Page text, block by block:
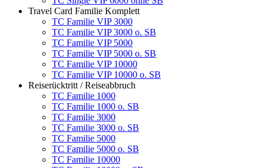
Travel Card Familie Komplett
TC Familie VIP 3000
TC Familie VIP 3000 o. SB
TC Familie VIP 5000
TC Familie VIP 5000 o. SB
TC Familie VIP 10000
TC Familie VIP 10000 o. SB
Reiserücktritt / Reiseabbruch
TC Familie 1000
TC Familie 1000 o. SB
TC Familie 3000
TC Familie 3000 o. SB
TC Familie 5000
TC Familie 5000 o. SB
TC Familie 10000